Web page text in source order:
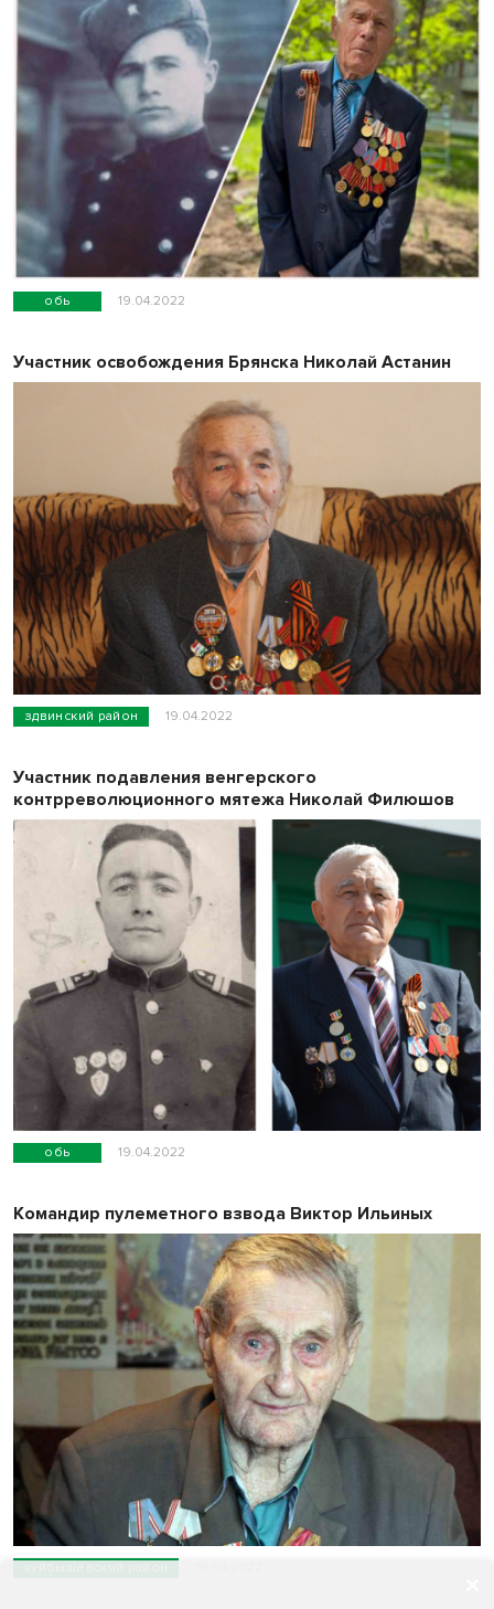
обь 19.04.2022
здвинский район 19.04.2022
Участник освобождения Брянска Николай Астанин
обь 19.04.2022
Участник подавления венгерского
контрреволюционного мятежа Николай Филюшов
Командир пулеметного взвода Виктор Ильиных